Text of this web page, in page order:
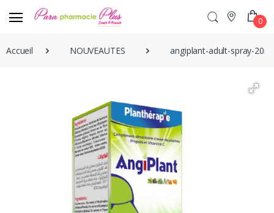
0
Accueil NOUVEAUTES angiplant-adult-spray-